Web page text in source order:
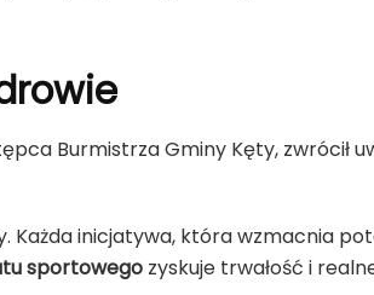
Burmistrza Gminy Kęty, zwrócił
Każda inicjatywa, która wzmacnia
sportowego zyskuje trwałość i